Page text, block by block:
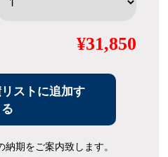
¥31,850
ストに追加す
る
期をご案内致します。